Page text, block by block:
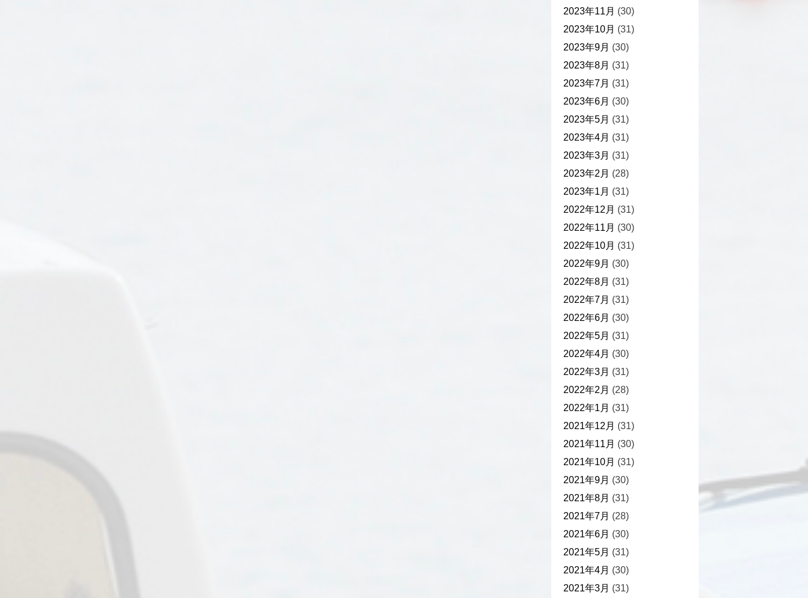
2023年11月 (30)
2023年10月 (31)
2023年9月 (30)
2023年8月 (31)
2023年7月 (31)
2023年6月 (30)
2023年5月 (31)
2023年4月 (31)
2023年3月 (31)
2023年2月 (28)
2023年1月 (31)
2022年12月 (31)
2022年11月 (30)
2022年10月 (31)
2022年9月 (30)
2022年8月 (31)
2022年7月 (31)
2022年6月 (30)
2022年5月 (31)
2022年4月 (30)
2022年3月 (31)
2022年2月 (28)
2022年1月 (31)
2021年12月 (31)
2021年11月 (30)
2021年10月 (31)
2021年9月 (30)
2021年8月 (31)
2021年7月 (28)
2021年6月 (30)
2021年5月 (31)
2021年4月 (30)
2021年3月 (31)